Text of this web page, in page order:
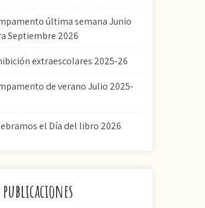
última semana Junio
Septiembre 2026
extraescolares 2025-26
de verano Julio 2025-
el Día del libro 2026
publicaciones